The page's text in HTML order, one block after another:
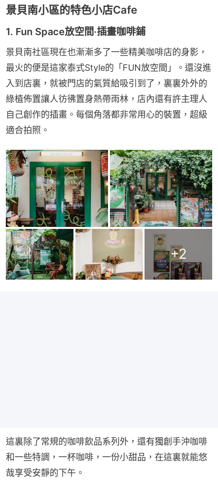
景貝南小區的特色小店Cafe
1. Fun Space放空間·插畫咖啡鋪
景貝南社區現在也漸漸多了一些精美咖啡店的身影，
最火的便是這家泰式Style的「FUN放空間」。還沒進
入到店裏，就被門店的氣質給吸引到了，裏裏外外的
綠植佈置讓人彷彿置身熱帶雨林，店內還有許主理人
自己創作的插畫。每個角落都非常用心的裝置，超級
適合拍照。
+2
這裏除了常規的咖啡飲品系列外，還有獨創手沖咖啡
和一些特調，一杯咖啡，一份小甜品，在這裏就能悠
哉享受安靜的下午。